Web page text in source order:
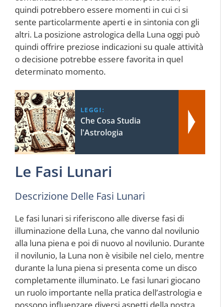
quindi potrebbero essere momenti in cui ci si
sente particolarmente aperti e in sintonia con gli
altri. La posizione astrologica della Luna oggi può
quindi offrire preziose indicazioni su quale attività
o decisione potrebbe essere favorita in quel
determinato momento.
LEGGI:
Che Cosa Studia
l'Astrologia
Le Fasi Lunari
Descrizione Delle Fasi Lunari
Le fasi lunari si riferiscono alle diverse fasi di
illuminazione della Luna, che vanno dal novilunio
alla luna piena e poi di nuovo al novilunio. Durante
il novilunio, la Luna non è visibile nel cielo, mentre
durante la luna piena si presenta come un disco
completamente illuminato. Le fasi lunari giocano
un ruolo importante nella pratica dell’astrologia e